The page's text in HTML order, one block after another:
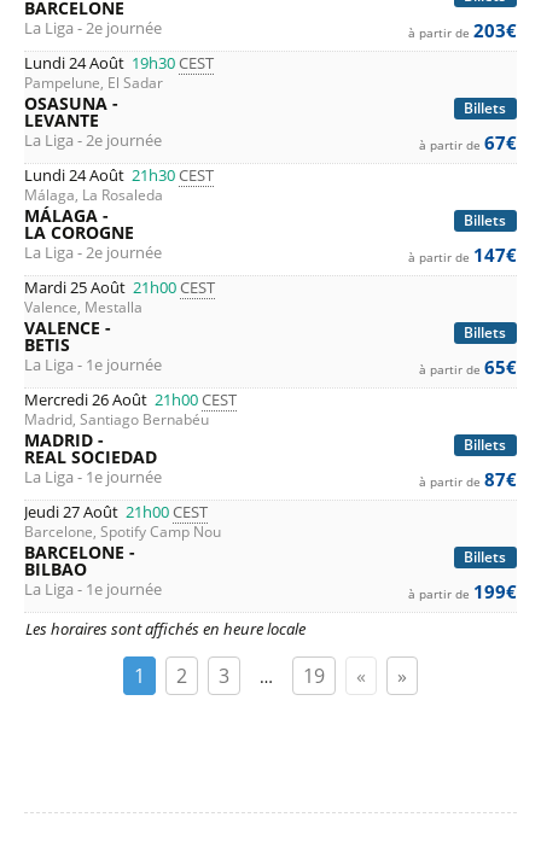
Les horaires sont affichés en heure locale
BARCELONE
La Liga - 2e journée à partir de 203€
Lundi 24 Août 19h30CEST
Pampelune, El Sadar
Billets
OSASUNA -
LEVANTE
La Liga - 2e journée à partir de 67€
Lundi 24 Août 21h30CEST
Málaga, La Rosaleda
Billets
MÁLAGA -
LA COROGNE
La Liga - 2e journée à partir de 147€
Mardi 25 Août 21h00CEST
Valence, Mestalla
Billets
VALENCE -
BETIS
La Liga - 1e journée à partir de 65€
Mercredi 26 Août 21h00CEST
Madrid, Santiago Bernabéu
Billets
MADRID -
REAL SOCIEDAD
La Liga - 1e journée à partir de 87€
Jeudi 27 Août 21h00CEST
Barcelone, Spotify Camp Nou
Billets
BARCELONE -
BILBAO
La Liga - 1e journée à partir de 199€
1 2 3 … 19 « »